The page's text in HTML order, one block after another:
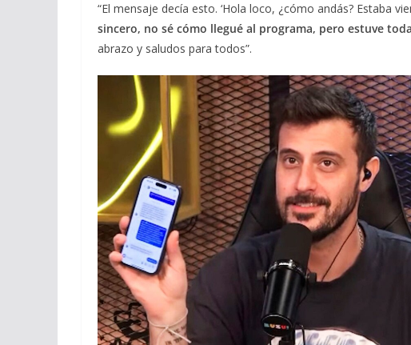
“El mensaje decía esto. ‘Hola loco, ¿cómo andás? Estaba
sincero, no sé cómo llegué al programa, pero estuve
abrazo y saludos para todos”.